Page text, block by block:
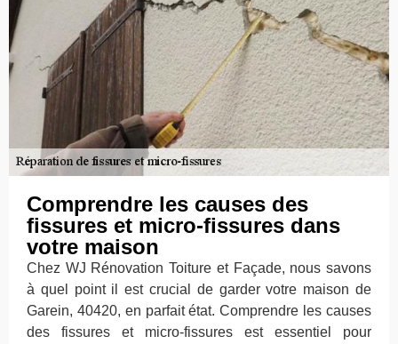
Comprendre les causes des
fissures et micro-fissures dans
votre maison
Chez WJ Rénovation Toiture et Façade, nous savons
à quel point il est crucial de garder votre maison de
Garein, 40420, en parfait état. Comprendre les causes
des fissures et micro-fissures est essentiel pour